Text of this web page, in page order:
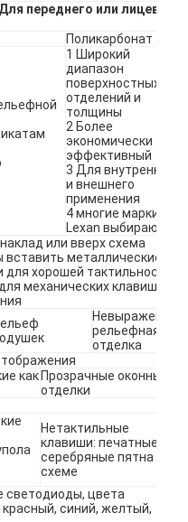
СИД
мембраны
переднего или лицевого
Поликарбонат
1 Широкий
диапазон
поверхностных
отделений и
толщины
2 Более
экономически
эффективный
3 Для внутреннего
и внешнего
применения
4 многие марки
Lexan выбирают
или вверх схема
металлические
хорошей тактильности
механических клавиш и
Невыраженная
рельефная
отделка
как Прозрачные оконные
отделки
Нетактильные
клавиши: печатные
серебряные пятна на
схеме
цвета
синий, желтый,